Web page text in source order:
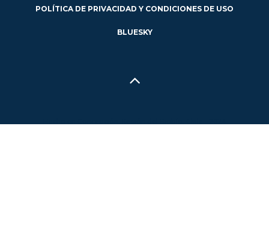
POLÍTICA DE PRIVACIDAD Y CONDICIONES DE USO
BLUESKY